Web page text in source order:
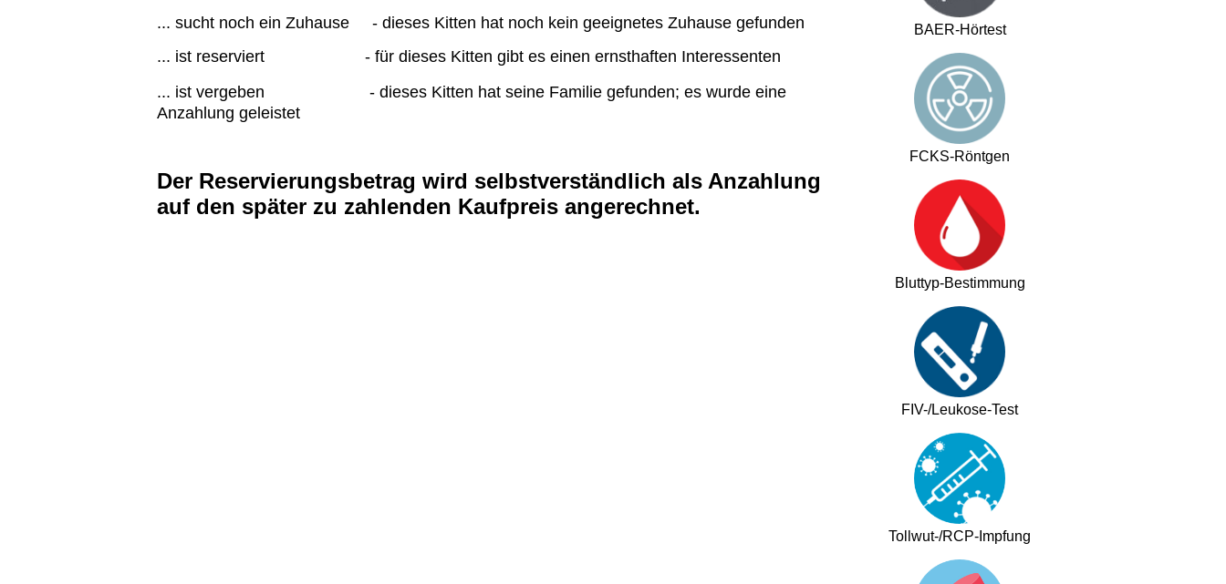
... sucht noch ein Zuhause - dieses Kitten hat noch kein geeignetes Zuhause gefunden
... ist reserviert - für dieses Kitten gibt es einen ernsthaften Interessenten
... ist vergeben - dieses Kitten hat seine Familie gefunden; es wurde eine
Anzahlung geleistet
Der Reservierungsbetrag wird selbstverständlich als Anzahlung
auf den später zu zahlenden Kaufpreis angerechnet.
BAER-Hörtest
FCKS-Röntgen
Bluttyp-Bestimmung
FIV-/Leukose-Test
Tollwut-/RCP-Impfung